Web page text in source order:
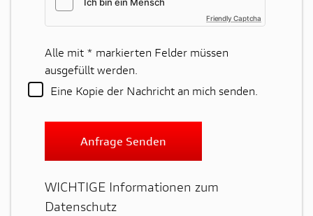
Friendly Captcha
Alle mit * markierten Felder müssen
ausgefüllt werden.
Eine Kopie der Nachricht an mich senden.
Anfrage Senden
WICHTIGE Informationen zum
Datenschutz